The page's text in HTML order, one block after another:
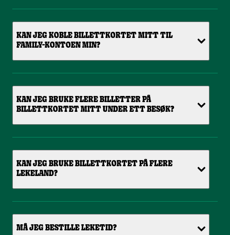
KAN JEG KOBLE BILLETTKORTET MITT TIL
FAMILY-KONTOEN MIN?
KAN JEG BRUKE FLERE BILLETTER PÅ
BILLETTKORTET MITT UNDER ETT BESØK?
KAN JEG BRUKE BILLETTKORTET PÅ FLERE
LEKELAND?
MÅ JEG BESTILLE LEKETID?